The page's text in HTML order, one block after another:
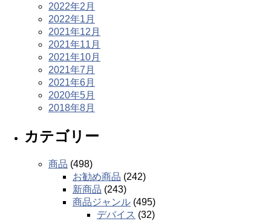
2022年2月
2022年1月
2021年12月
2021年11月
2021年10月
2021年7月
2021年6月
2020年5月
2018年8月
カテゴリー
商品 (498)
お勧め商品 (242)
新商品 (243)
商品ジャンル (495)
デバイス (32)